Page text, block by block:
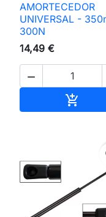
AMORTECEDOR
UNIVERSAL -
300N
14,49 €

